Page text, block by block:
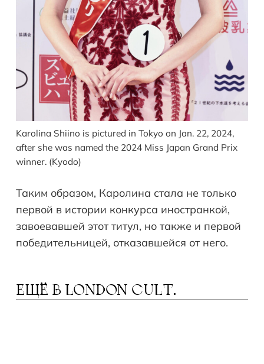
Karolina Shiino is pictured in Tokyo on Jan. 22, 2024,
after she was named the 2024 Miss Japan Grand Prix
winner. (Kyodo)
Таким образом, Каролина стала не только
первой в истории конкурса иностранкой,
завоевавшей этот титул, но также и первой
победительницей, отказавшейся от него.
ЕЩЁ В LONDON CULT.